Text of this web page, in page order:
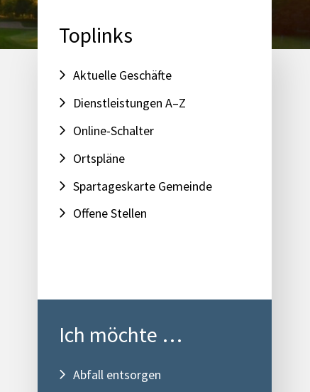
Toplinks
Aktuelle Geschäfte
Dienstleistungen A–Z
Online-Schalter
Ortspläne
Spartageskarte Gemeinde
Offene Stellen
Ich möchte …
Abfall entsorgen